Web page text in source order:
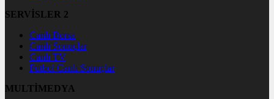
SERVİSLER 2
Canlı Borsa
Canlı Sonuçlar
Canlı TV
Futbol Canlı Sonuçlar
MULTİMEDYA